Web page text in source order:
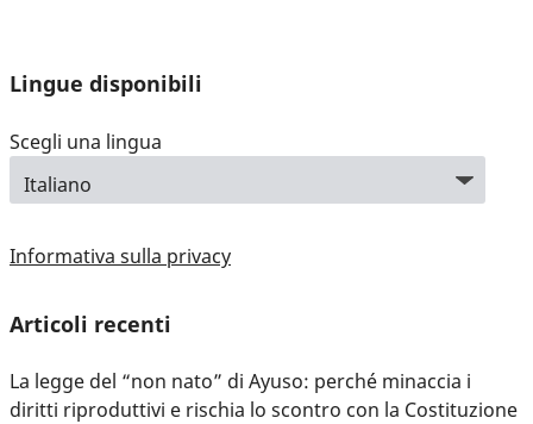
Lingue disponibili
Scegli una lingua
Informativa sulla privacy
Articoli recenti
La legge del “non nato” di Ayuso: perché minaccia i
diritti riproduttivi e rischia lo scontro con la Costituzione